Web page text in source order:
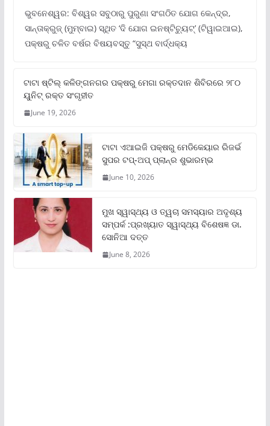
ଭୁବନେଶ୍ୱର: ବିଶ୍ୱର ସବୁଠାରୁ ପୁରୁଣା ସଂଗଠିତ ଯୋଗ କେନ୍ଦ୍ର,
ସାନ୍ତାକ୍ରୁଜ୍ (ମୁମ୍ବାଇ) ସ୍ଥିତ ‘ଦି ଯୋଗ ଇନଷ୍ଟିଚ୍ୟୁଟ୍‌’ (ଟିୱାଇଆଇ),
ପକ୍ଷରୁ ଚଳିତ ବର୍ଷର ବିଷୟବସ୍ତୁ “ସୁସ୍ଥ ବାର୍ଦ୍ଧକ୍ୟ
ଟାଟା ଷ୍ଟିଲ୍‌ କଳିଙ୍ଗନଗର ପକ୍ଷରୁ ମେଗା ରକ୍ତଦାନ ଶିବିରରେ ୨୮୦
ୟୁନିଟ୍‌ ରକ୍ତ ସଂଗୃହୀତ
June 19, 2026
ଟାଟା ଏଆଇଜି ପକ୍ଷରୁ ମେଡିକେୟାର ରିଜର୍ଭ
ସୁପର ଟପ୍‌-ଅପ୍ ପ୍ଲାନ୍‌ର ଶୁଭାରମ୍ଭ
June 10, 2026
ମୁଖ ସ୍ୱାସ୍ଥ୍ୟ ଓ ତ୍ୱଚା ସମସ୍ୟାର ଅଦୃଶ୍ୟ
ସମ୍ପର୍କ :ପ୍ରଖ୍ୟାତ ସ୍ୱାସ୍ଥ୍ୟ ବିଶେଷଜ୍ଞ ଡା.
ସୋନିଆ ଦତ୍ତ
June 8, 2026